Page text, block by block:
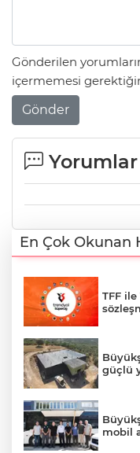
Gönderilen
içermemesi
Gönder
En Çok Okunan
TFF
güçlü
mobil